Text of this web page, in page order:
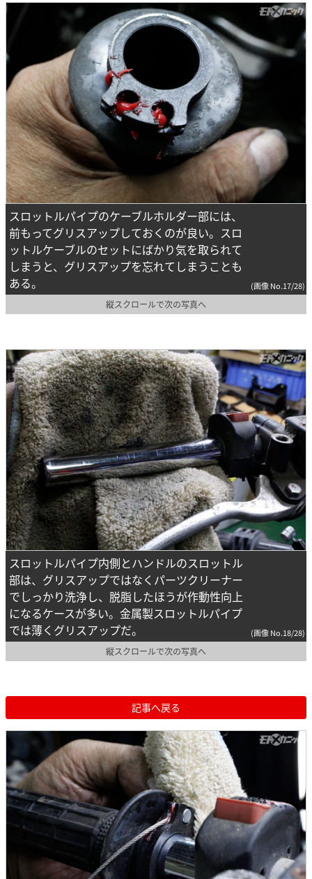
スロットルパイプのケーブルホルダー部には、
前もってグリスアップしておくのが良い。スロ
ットルケーブルのセットにばかり気を取られて
しまうと、グリスアップを忘れてしまうことも
ある。
(画像 No.17/28)
縦スクロールで次の写真へ
スロットルパイプ内側とハンドルのスロットル
部は、グリスアップではなくパーツクリーナー
でしっかり洗浄し、脱脂したほうが作動性向上
になるケースが多い。金属製スロットルパイプ
では薄くグリスアップだ。
(画像 No.18/28)
縦スクロールで次の写真へ
記事へ戻る